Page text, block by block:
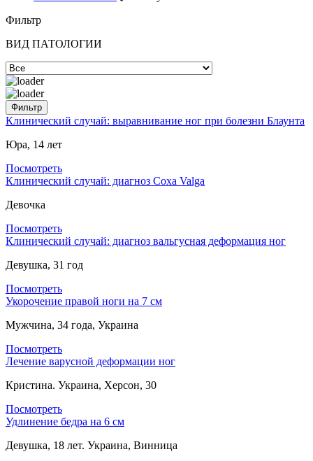
Фильтр
ВИД ПАТОЛОГИИ
Клинический случай: выравнивание ног при болезни Блаунта
Юра, 14 лет
Посмотреть
Клинический случай: диагноз Coxa Valga
Девочка
Посмотреть
Клинический случай: диагноз вальгусная деформация ног
Девушка, 31 год
Посмотреть
Укорочение правой ноги на 7 см
Мужчина, 34 года, Украина
Посмотреть
Лечение варусной деформации ног
Кристина. Украина, Херсон, 30
Посмотреть
Удлинение бедра на 6 см
Девушка, 18 лет. Украина, Винница